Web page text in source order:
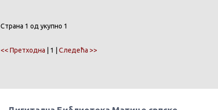
Страна 1 од укупно 1
<< Претходна | 1 | Следећа >>